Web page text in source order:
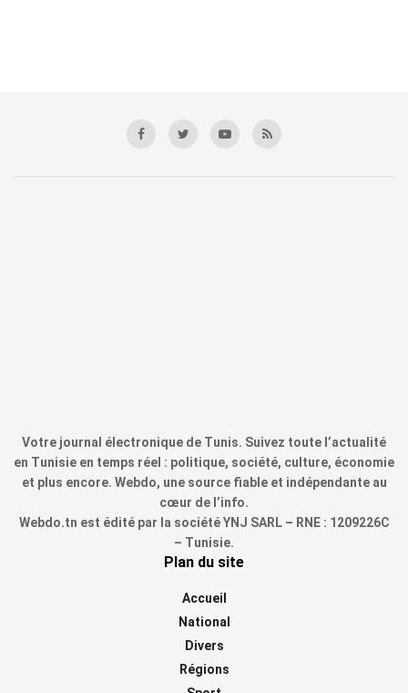
Votre journal électronique de Tunis. Suivez toute l’actualité
en Tunisie en temps réel : politique, société, culture, économie
et plus encore. Webdo, une source fiable et indépendante au
cœur de l’info.
Webdo.tn est édité par la société YNJ SARL – RNE : 1209226C
– Tunisie.
Plan du site
Accueil
National
Divers
Régions